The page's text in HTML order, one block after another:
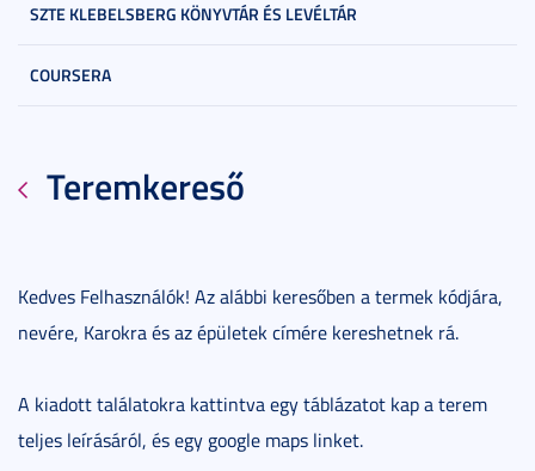
SZTE KLEBELSBERG KÖNYVTÁR ÉS LEVÉLTÁR
COURSERA
Teremkereső
Kedves Felhasználók! Az alábbi keresőben a termek kódjára,
nevére, Karokra és az épületek címére kereshetnek rá.
A kiadott találatokra kattintva egy táblázatot kap a terem
teljes leírásáról, és egy google maps linket.